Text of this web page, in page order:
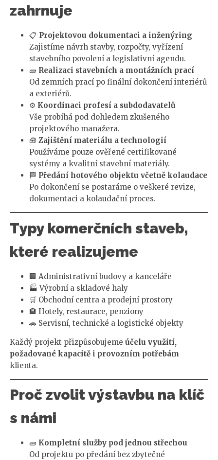
zahrnuje
📋 Projektovou dokumentaci a inženýring
Zajistíme návrh stavby, rozpočty, vyřízení
stavebního povolení a legislativní agendu.
🧱 Realizaci stavebních a montážních prací
Od zemních prací po finální dokončení interiérů
a exteriérů.
⚙️ Koordinaci profesí a subdodavatelů
Vše probíhá pod dohledem zkušeného
projektového manažera.
🧰 Zajištění materiálu a technologií
Používáme pouze ověřené certifikované
systémy a kvalitní stavební materiály.
🏁 Předání hotového objektu včetně kolaudace
Po dokončení se postaráme o veškeré revize,
dokumentaci a kolaudační proces.
Typy komerčních staveb,
které realizujeme
🏢 Administrativní budovy a kanceláře
🏭 Výrobní a skladové haly
🛒 Obchodní centra a prodejní prostory
🏨 Hotely, restaurace, penziony
🚗 Servisní, technické a logistické objekty
Každý projekt přizpůsobujeme účelu využití,
požadované kapacitě i provozním potřebám
klienta.
Proč zvolit výstavbu na klíč
s námi
🧱 Kompletní služby pod jednou střechou
Od projektu po předání bez zbytečné